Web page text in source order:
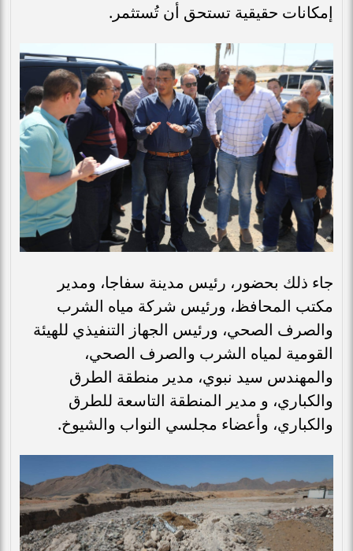
إمكانات حقيقية تستحق أن تُستثمر.
جاء ذلك بحضور، رئيس مدينة سفاجا، ومدير
مكتب المحافظ، ورئيس شركة مياه الشرب
والصرف الصحي، ورئيس الجهاز التنفيذي للهيئة
القومية لمياه الشرب والصرف الصحي،
والمهندس سيد نبوي، مدير منطقة الطرق
والكباري، و مدير المنطقة التاسعة للطرق
والكباري، وأعضاء مجلسي النواب والشيوخ.